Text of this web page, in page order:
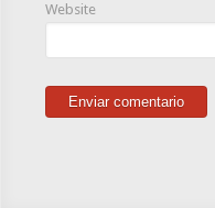
Website